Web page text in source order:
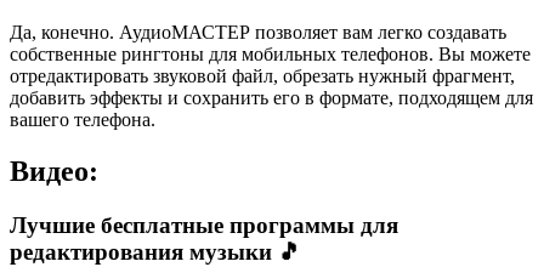
Да, конечно. АудиоМАСТЕР позволяет вам легко создавать
собственные рингтоны для мобильных телефонов. Вы можете
отредактировать звуковой файл, обрезать нужный фрагмент,
добавить эффекты и сохранить его в формате, подходящем для
вашего телефона.
Видео:
Лучшие бесплатные программы для
редактирования музыки 🎵